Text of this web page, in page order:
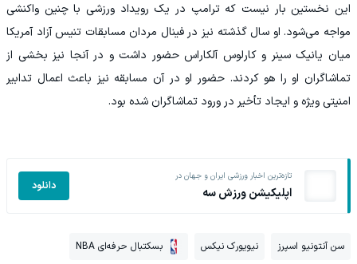
این نخستین بار نیست که ترامپ در یک رویداد ورزشی با چنین واکنشی
مواجه می‌شود. او سال گذشته نیز در فینال مردان مسابقات تنیس آزاد آمریکا
میان یانیک سینر و کارلوس آلکاراس حضور داشت و در آنجا نیز بخشی از
تماشاگران او را هو کردند. حضور او در آن مسابقه نیز باعث اعمال تدابیر
امنیتی ویژه و ایجاد تأخیر در ورود تماشاگران شده بود.
تازه‌ترین اخبار ورزشی ایران و جهان در
اپلیکیشن ورزش سه دانلود
سن آنتونیو اسپرز نیویورک نیکس بسکتبال حرفه‌ای NBA